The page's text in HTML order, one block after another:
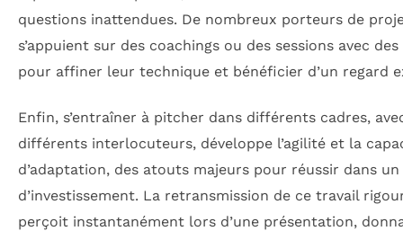
questions inattendues. De nombreux porteurs de
s’appuient sur des coachings ou des sessions avec
pour affiner leur technique et bénéficier d’un regard
Enfin, s’entraîner à pitcher dans différents cadres,
différents interlocuteurs, développe l’agilité et la
d’adaptation, des atouts majeurs pour réussir dans
d’investissement. La retransmission de ce travail
perçoit instantanément lors d’une présentation,